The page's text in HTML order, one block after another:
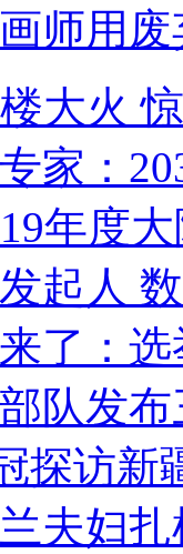
师用
楼大火
家：
年度
起人
了：
队发
探访新
夫妇